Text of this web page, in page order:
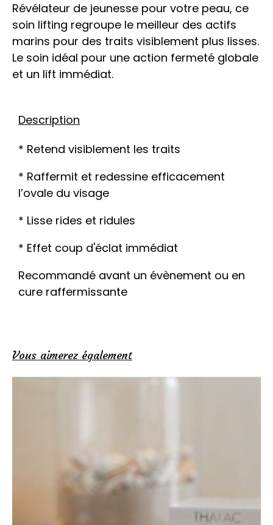
Révélateur de jeunesse pour votre peau, ce
soin lifting regroupe le meilleur des actifs
marins pour des traits visiblement plus lisses.
Le soin idéal pour une action fermeté globale
et un lift immédiat.
Description
* Retend visiblement les traits
* Raffermit et redessine efficacement
l’ovale du visage
* Lisse rides et ridules
* Effet coup d'éclat immédiat
Recommandé avant un évènement ou en
cure raffermissante
Vous aimerez également